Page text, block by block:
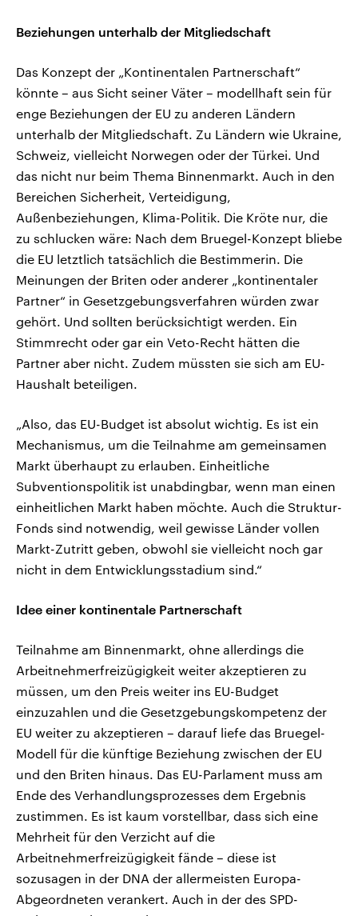
Beziehungen unterhalb der Mitgliedschaft
Das Konzept der „Kontinentalen Partnerschaft“
könnte – aus Sicht seiner Väter – modellhaft sein für
enge Beziehungen der EU zu anderen Ländern
unterhalb der Mitgliedschaft. Zu Ländern wie Ukraine,
Schweiz, vielleicht Norwegen oder der Türkei. Und
das nicht nur beim Thema Binnenmarkt. Auch in den
Bereichen Sicherheit, Verteidigung,
Außenbeziehungen, Klima-Politik. Die Kröte nur, die
zu schlucken wäre: Nach dem Bruegel-Konzept bliebe
die EU letztlich tatsächlich die Bestimmerin. Die
Meinungen der Briten oder anderer „kontinentaler
Partner“ in Gesetzgebungsverfahren würden zwar
gehört. Und sollten berücksichtigt werden. Ein
Stimmrecht oder gar ein Veto-Recht hätten die
Partner aber nicht. Zudem müssten sie sich am EU-
Haushalt beteiligen.
„Also, das EU-Budget ist absolut wichtig. Es ist ein
Mechanismus, um die Teilnahme am gemeinsamen
Markt überhaupt zu erlauben. Einheitliche
Subventionspolitik ist unabdingbar, wenn man einen
einheitlichen Markt haben möchte. Auch die Struktur-
Fonds sind notwendig, weil gewisse Länder vollen
Markt-Zutritt geben, obwohl sie vielleicht noch gar
nicht in dem Entwicklungsstadium sind.“
Idee einer kontinentale Partnerschaft
Teilnahme am Binnenmarkt, ohne allerdings die
Arbeitnehmerfreizügigkeit weiter akzeptieren zu
müssen, um den Preis weiter ins EU-Budget
einzuzahlen und die Gesetzgebungskompetenz der
EU weiter zu akzeptieren – darauf liefe das Bruegel-
Modell für die künftige Beziehung zwischen der EU
und den Briten hinaus. Das EU-Parlament muss am
Ende des Verhandlungsprozesses dem Ergebnis
zustimmen. Es ist kaum vorstellbar, dass sich eine
Mehrheit für den Verzicht auf die
Arbeitnehmerfreizügigkeit fände – diese ist
sozusagen in der DNA der allermeisten Europa-
Abgeordneten verankert. Auch in der des SPD-